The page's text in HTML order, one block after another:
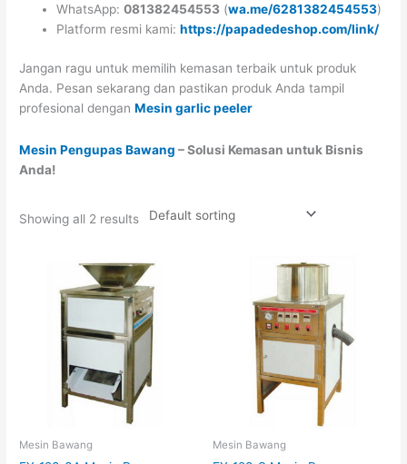
WhatsApp:081382454553 (wa.me/6281382454553)
Platform resmi kami:https://papadedeshop.com/link/
Jangan ragu untuk memilih kemasan terbaik untuk produk
Anda. Pesan sekarang dan pastikan produk Anda tampil
profesional denganMesin garlic peeler
Mesin Pengupas Bawang – Solusi Kemasan untuk Bisnis
Anda!
Showing all 2 results
Mesin Bawang Mesin Bawang